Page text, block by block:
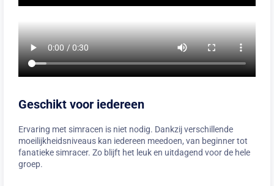
Geschikt voor iedereen
Ervaring met simracen is niet nodig. Dankzij verschillende
moeilijkheidsniveaus kan iedereen meedoen, van beginner tot
fanatieke simracer. Zo blijft het leuk en uitdagend voor de hele
groep.